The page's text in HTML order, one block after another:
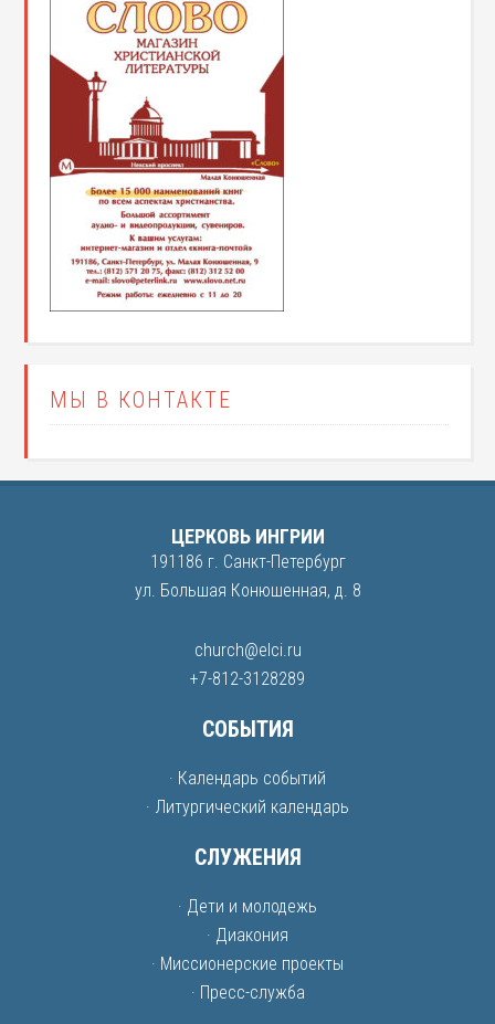
МЫ В КОНТАКТЕ
ЦЕРКОВЬ ИНГРИИ
191186 г. Санкт-Петербург
ул. Большая Конюшенная, д. 8
church@elci.ru
+7-812-3128289
СОБЫТИЯ
· Календарь событий
· Литургический календарь
СЛУЖЕНИЯ
· Дети и молодежь
· Диакония
· Миссионерские проекты
· Пресс-служба